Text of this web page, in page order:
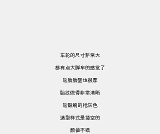
车轮的尺寸非常大
都有点大脚车的感觉了
轮胎胎壁也很厚
胎纹做得非常清晰
轮毂刷的枪灰色
造型样式是镂空的
颜值不错